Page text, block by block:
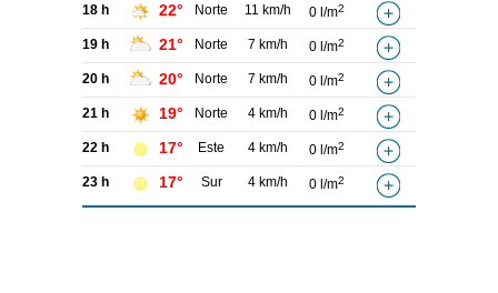
18 h 22° Norte 11 km/h 0 l/m2
19 h 21° Norte 7 km/h 0 l/m2
20 h 20° Norte 7 km/h 0 l/m2
21 h 19° Norte 4 km/h 0 l/m2
22 h 17° Este 4 km/h 0 l/m2
23 h 17° Sur 4 km/h 0 l/m2